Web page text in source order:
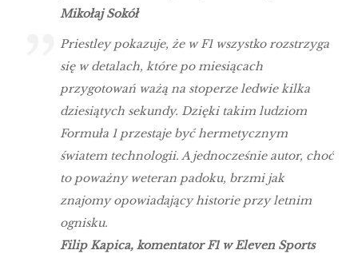
Mikołaj Sokół
Priestley pokazuje, że w F1 wszystko rozstrzyga
się w detalach, które po miesiącach
przygotowań ważą na stoperze ledwie kilka
dziesiątych sekundy. Dzięki takim ludziom
Formuła 1 przestaje być hermetycznym
światem technologii. A jednocześnie autor, choć
to poważny weteran padoku, brzmi jak
znajomy opowiadający historie przy letnim
ognisku.
Filip Kapica, komentator F1 w Eleven Sports